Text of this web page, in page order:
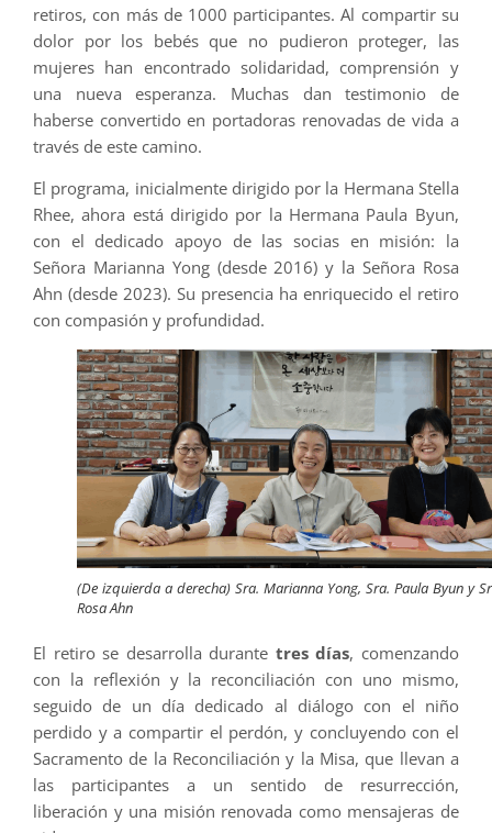
retiros, con más de 1000 participantes. Al compartir su
dolor por los bebés que no pudieron proteger, las
mujeres han encontrado solidaridad, comprensión y
una nueva esperanza. Muchas dan testimonio de
haberse convertido en portadoras renovadas de vida a
través de este camino.
El programa, inicialmente dirigido por la Hermana Stella
Rhee, ahora está dirigido por la Hermana Paula Byun,
con el dedicado apoyo de las socias en misión: la
Señora Marianna Yong (desde 2016) y la Señora Rosa
Ahn (desde 2023). Su presencia ha enriquecido el retiro
con compasión y profundidad.
(De izquierda a derecha) Sra. Marianna Yong, Sra. Paula Byun y
Rosa Ahn
El retiro se desarrolla durante tres días, comenzando
con la reflexión y la reconciliación con uno mismo,
seguido de un día dedicado al diálogo con el niño
perdido y a compartir el perdón, y concluyendo con el
Sacramento de la Reconciliación y la Misa, que llevan a
las participantes a un sentido de resurrección,
liberación y una misión renovada como mensajeras de